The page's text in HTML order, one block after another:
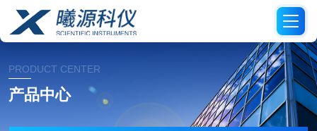
PRODUCT CENTER
产品中心